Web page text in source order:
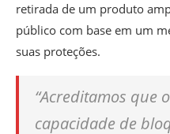
retirada de um produto
público com base em um
suas proteções.
“Acreditamos que
capacidade de